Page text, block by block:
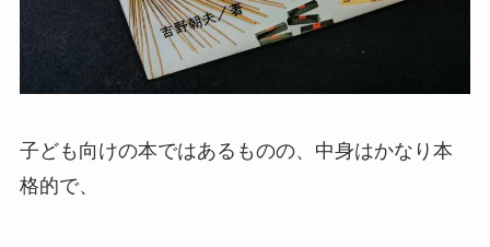
子ども向けの本ではあるものの、中身はかなり本
格的で、